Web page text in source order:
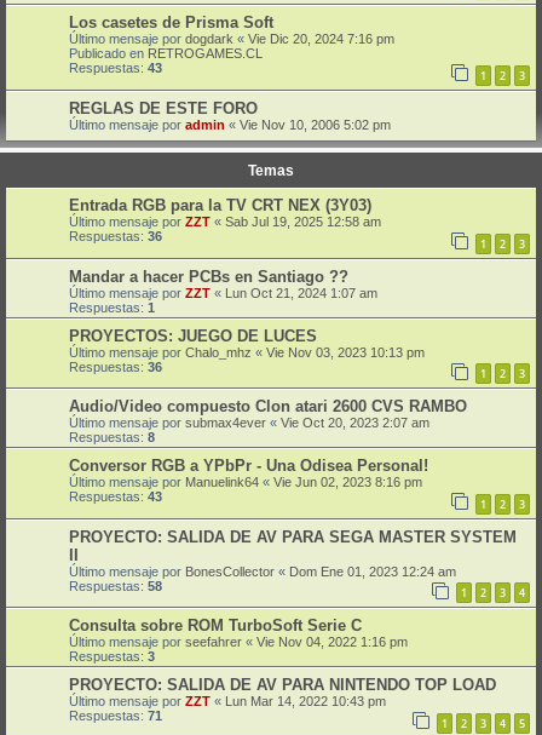
Los casetes de Prisma Soft
Último mensaje por dogdark « Vie Dic 20, 2024 7:16 pm
Publicado en RETROGAMES.CL
Respuestas: 43 1 2 3
REGLAS DE ESTE FORO
Último mensaje por admin « Vie Nov 10, 2006 5:02 pm
Temas
Entrada RGB para la TV CRT NEX (3Y03)
Último mensaje por ZZT « Sab Jul 19, 2025 12:58 am
Respuestas: 36 1 2 3
Mandar a hacer PCBs en Santiago ??
Último mensaje por ZZT « Lun Oct 21, 2024 1:07 am
Respuestas: 1
PROYECTOS: JUEGO DE LUCES
Último mensaje por Chalo_mhz « Vie Nov 03, 2023 10:13 pm
Respuestas: 36 1 2 3
Audio/Video compuesto Clon atari 2600 CVS RAMBO
Último mensaje por submax4ever « Vie Oct 20, 2023 2:07 am
Respuestas: 8
Conversor RGB a YPbPr - Una Odisea Personal!
Último mensaje por Manuelink64 « Vie Jun 02, 2023 8:16 pm
Respuestas: 43 1 2 3
PROYECTO: SALIDA DE AV PARA SEGA MASTER SYSTEM
Último mensaje por BonesCollector « Dom Ene 01, 2023 12:24 am
Respuestas: 58 1 2 3 4
Consulta sobre ROM TurboSoft Serie C
Último mensaje por seefahrer « Vie Nov 04, 2022 1:16 pm
Respuestas: 3
PROYECTO: SALIDA DE AV PARA NINTENDO TOP LOAD
Último mensaje por ZZT « Lun Mar 14, 2022 10:43 pm
Respuestas: 71 1 2 3 4 5